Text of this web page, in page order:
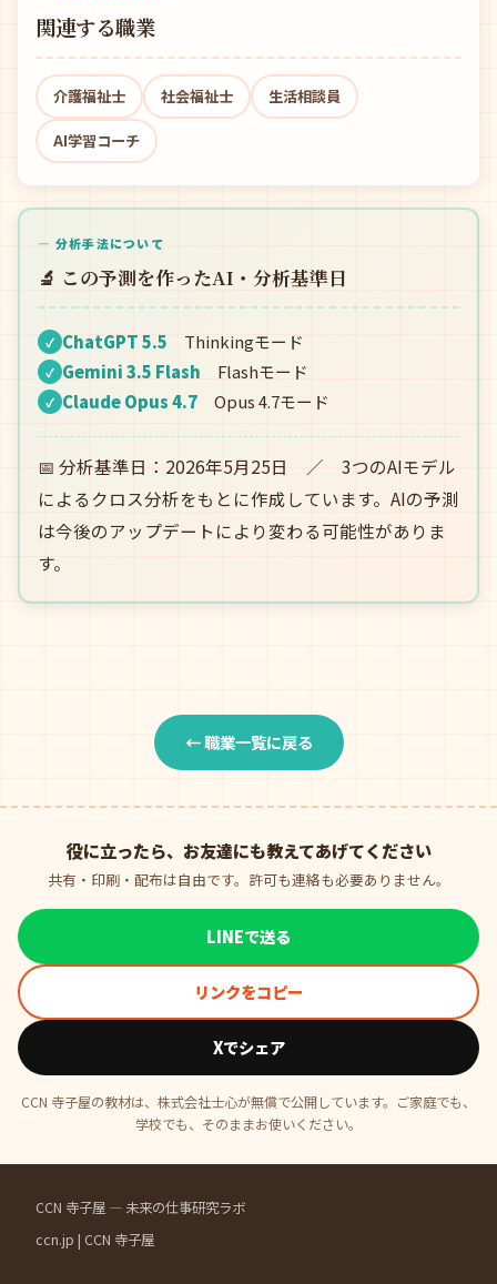
関連する職業
介護福祉士 社会福祉士 生活相談員
AI学習コーチ
— 分析手法について
🔬 この予測を作ったAI・分析基準日
✓ ChatGPT 5.5 Thinkingモード
✓ Gemini 3.5 Flash Flashモード
✓ Claude Opus 4.7 Opus 4.7モード
📅 分析基準日：2026年5月25日 ／ 3つのAIモデル
によるクロス分析をもとに作成しています。AIの予測
は今後のアップデートにより変わる可能性がありま
す。
← 職業一覧に戻る
役に立ったら、お友達にも教えてあげてください
共有・印刷・配布は自由です。許可も連絡も必要ありません。
LINEで送る
リンクをコピー
Xでシェア
CCN 寺子屋の教材は、株式会社士心が無償で公開しています。ご家庭でも、
学校でも、そのままお使いください。
CCN 寺子屋 — 未来の仕事研究ラボ
ccn.jp | CCN 寺子屋